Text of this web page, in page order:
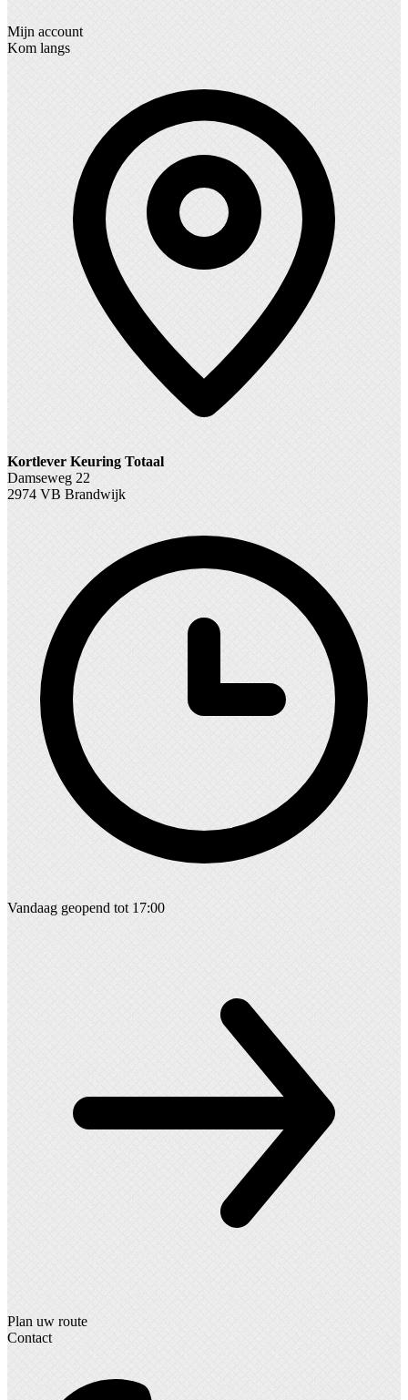
Mijn account
Kom langs
Kortlever Keuring Totaal
Damseweg 22
2974 VB Brandwijk
Vandaag geopend tot 17:00
Plan uw route
Contact